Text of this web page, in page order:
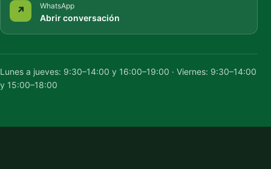
↗ WhatsApp
Abrir conversación
Lunes a jueves: 9:30–14:00 y 16:00–19:00 · Viernes: 9:30–14:00
y 15:00–18:00